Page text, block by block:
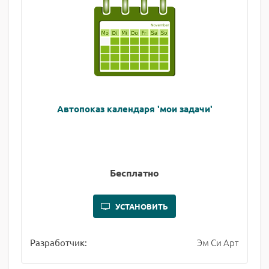
Автопоказ календаря 'мои задачи'
Бесплатно
УСТАНОВИТЬ
Разработчик: Эм Си Арт